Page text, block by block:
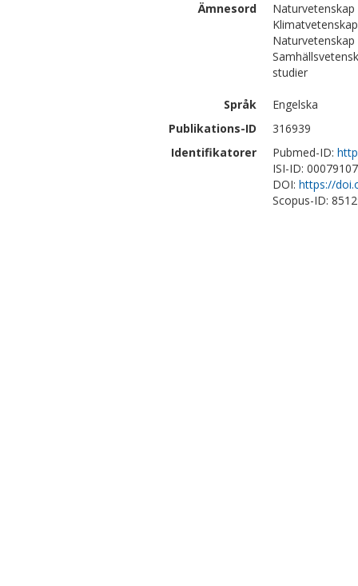
Ämnesord
Klimatvetenskap
studier
Språk
Engelska
Publikations-ID
316939
Identifikatorer
Pubmed-ID:
ISI-ID:
DOI: https://
Scopus-ID: